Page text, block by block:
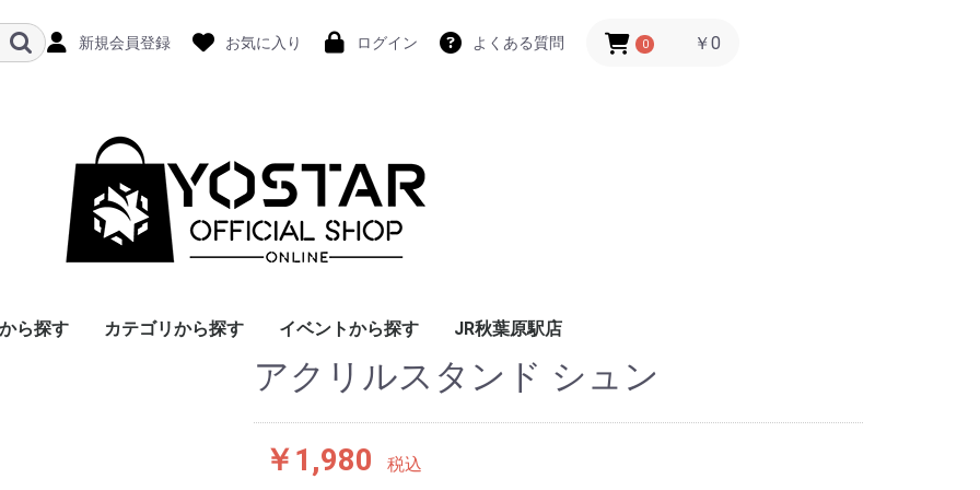
新規会員登録 お気に入り ログイン よくある質問 0 ￥0
ら探す カテゴリから探す イベントから探す JR秋葉原駅店
アクリルスタンド シュン
￥1,980 税込